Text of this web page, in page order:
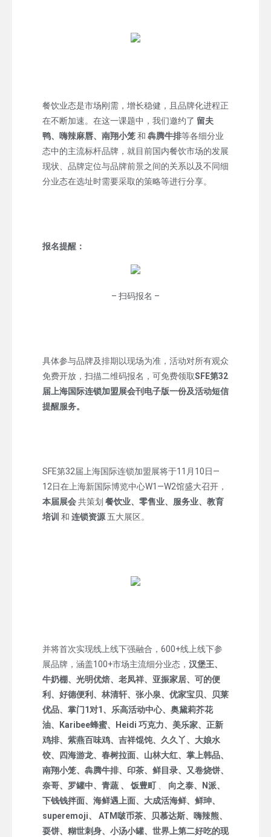
餐饮业态是市场刚需，增长稳健，且品牌化进程正
在不断加速。在这一课题中，我们邀约了 留夫
鸭、嗨辣麻唇、南翔小笼和 犇腾牛排等各细分业
态中的主流标杆品牌，就目前国内餐饮市场的发展
现状、品牌定位与品牌前景之间的关系以及不同细
分业态在选址时需要采取的策略等进行分享。
报名提醒：
– 扫码报名 –
具体参与品牌及排期以现场为准，活动对所有观众
免费开放，扫描二维码报名，可免费领取SFE第32
届上海国际连锁加盟展会刊电子版一份及活动短信
提醒服务。
SFE第32届上海国际连锁加盟展将于11月10日—
12日在上海新国际博览中心W1—W2馆盛大召开，
本届展会共策划 餐饮业、零售业、服务业、教育
培训 和 连锁资源 五大展区。
并将首次实现线上线下强融合，600+线上线下参
展品牌，涵盖100+市场主流细分业态， 汉堡王、
牛奶棚、光明优焙、老凤祥、亚振家居、可的便
利、好德便利、林清轩、张小泉、优家宝贝、贝莱
优品、掌门1对1、乐高活动中心、奥黛莉芥花
油、Karibee蜂蜜、Heidi 巧克力、美乐家、正新
鸡排、紫燕百味鸡、吉祥馄饨、久久丫、大娘水
饺、四海游龙、春树拉面、山林大红、掌上韩品、
南翔小笼、犇腾牛排、印茶、鲜目录、又卷烧饼、
奈哥、罗罐中、青蔬 、 饭豊町、
向之泰、N派、
下钱钱拌面、海鲜遇上面、大成活海鲜、鲜珅、
superemoji、
ATM啵币茶、贝慕达斯、嗨辣熊、
耍饼、糊世刺身、小汤小罐、世界上第二好吃的现